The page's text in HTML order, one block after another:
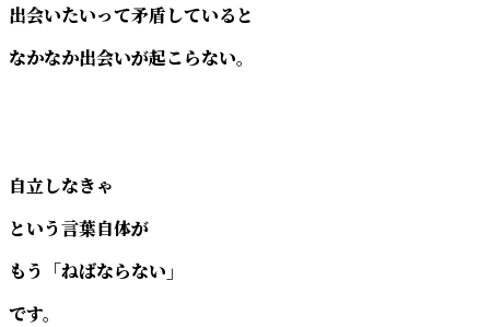
出会いたいって矛盾していると
なかなか出会いが起こらない。
自立しなきゃ
という言葉自体が
もう「ねばならない」
です。